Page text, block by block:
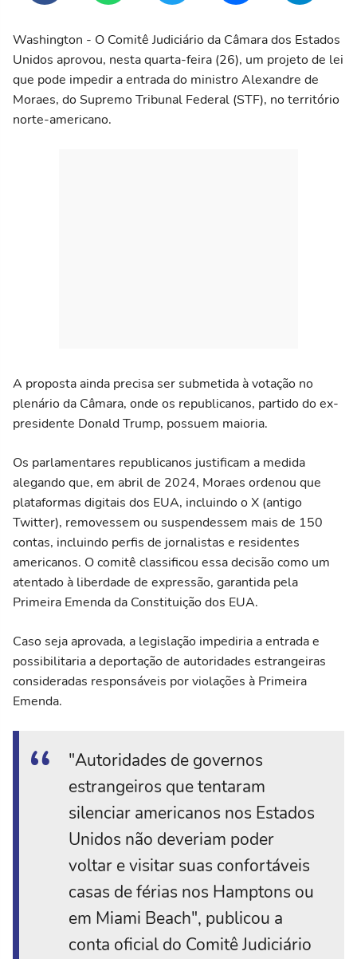
Washington - O Comitê Judiciário da Câmara dos Estados
Unidos aprovou, nesta quarta-feira (26), um projeto de lei
que pode impedir a entrada do ministro Alexandre de
Moraes, do Supremo Tribunal Federal (STF), no território
norte-americano.
A proposta ainda precisa ser submetida à votação no
plenário da Câmara, onde os republicanos, partido do ex-
presidente Donald Trump, possuem maioria.
Os parlamentares republicanos justificam a medida
alegando que, em abril de 2024, Moraes ordenou que
plataformas digitais dos EUA, incluindo o X (antigo
Twitter), removessem ou suspendessem mais de 150
contas, incluindo perfis de jornalistas e residentes
americanos. O comitê classificou essa decisão como um
atentado à liberdade de expressão, garantida pela
Primeira Emenda da Constituição dos EUA.
Caso seja aprovada, a legislação impediria a entrada e
possibilitaria a deportação de autoridades estrangeiras
consideradas responsáveis por violações à Primeira
Emenda.
"Autoridades de governos
estrangeiros que tentaram
silenciar americanos nos Estados
Unidos não deveriam poder
voltar e visitar suas confortáveis
casas de férias nos Hamptons ou
em Miami Beach", publicou a
conta oficial do Comitê Judiciário